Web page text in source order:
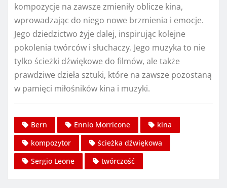
kompozycje na zawsze zmieniły oblicze kina,
wprowadzając do niego nowe brzmienia i emocje.
Jego dziedzictwo żyje dalej, inspirując kolejne
pokolenia twórców i słuchaczy. Jego muzyka to nie
tylko ścieżki dźwiękowe do filmów, ale także
prawdziwe dzieła sztuki, które na zawsze pozostaną
w pamięci miłośników kina i muzyki.
Bern Ennio Morricone
kina
kompozytor
ścieżka dźwiękowa
Sergio Leone
twórczość